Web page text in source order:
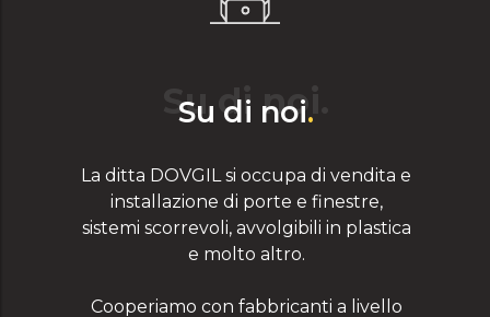
Su di noi.
La ditta DOVGIL si occupa di vendita e
installazione di porte e finestre,
sistemi scorrevoli, avvolgibili in plastica
e molto altro.
Cooperiamo con fabbricanti a livello
Su di noi